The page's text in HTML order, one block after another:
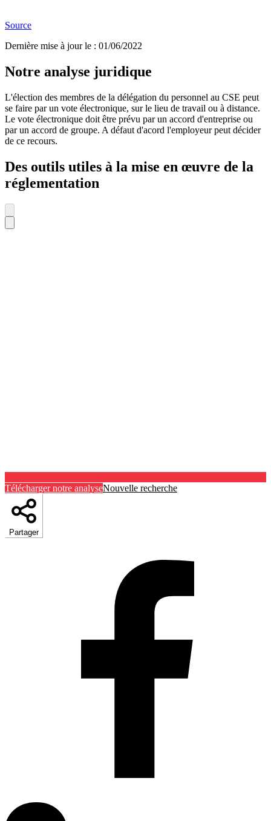
Source
Dernière mise à jour le : 01/06/2022
Notre analyse juridique
L'élection des membres de la délégation du personnel au CSE peut
se faire par un vote électronique, sur le lieu de travail ou à distance.
Le vote électronique doit être prévu par un accord d'entreprise ou
par un accord de groupe. A défaut d'acord l'employeur peut décider
de ce recours.
Des outils utiles à la mise en œuvre de la
réglementation
Télécharger notre analyseNouvelle recherche
Partager